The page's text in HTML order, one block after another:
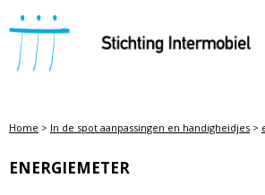
STICHTING INTERMOBIEL
Home > In de spot aanpassingen en handigheidjes >
ENERGIEMETER